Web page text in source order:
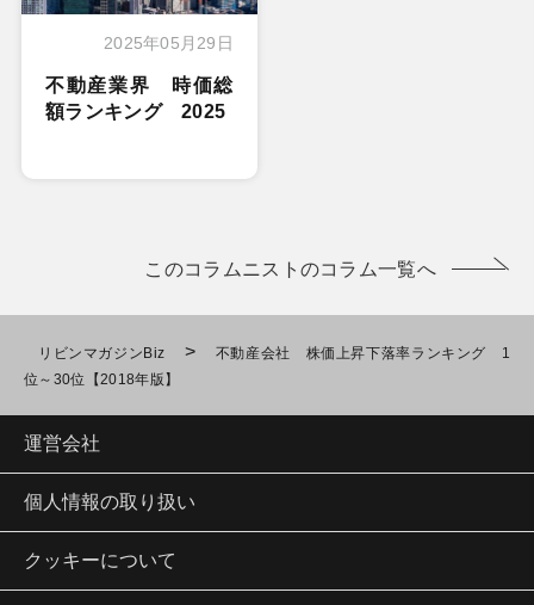
2025年05月29日
不動産業界 時価総
額ランキング 2025
このコラムニストのコラム一覧へ
リビンマガジンBiz >
不動産会社 株価上昇下落率ランキング 1
位～30位【2018年版】
運営会社
個人情報の取り扱い
クッキーについて